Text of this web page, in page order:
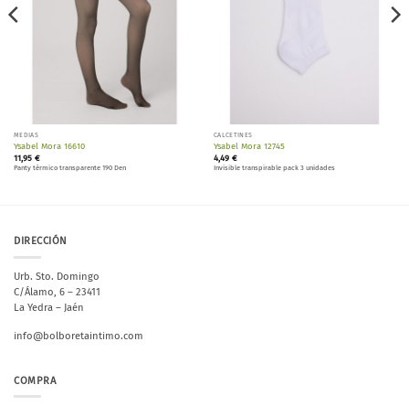
MEDIAS
Ysabel Mora 16610
11,95 €
Panty térmico transparente 190 Den
CALCETINES
Ysabel Mora 12745
4,49 €
Invisible transpirable pack 3 unidades
DIRECCIÓN
Urb. Sto. Domingo
C/Álamo, 6 – 23411
La Yedra – Jaén
info@bolboretaintimo.com
COMPRA